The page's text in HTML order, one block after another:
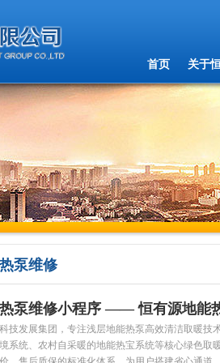
首页 关于
泵维修
泵维修小程序 —— 恒有源地能
技发展集团，专注浅层地能热泵高效清洁取暖技
系统、农村自采暖的地能热宝系统等核心绿色取